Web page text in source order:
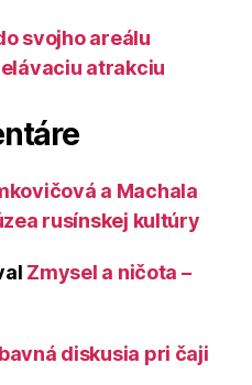
svojho areálu
atrakciu
a Machala
rusínskej kultúry
Zmysel a ničota –
diskusia pri čaji